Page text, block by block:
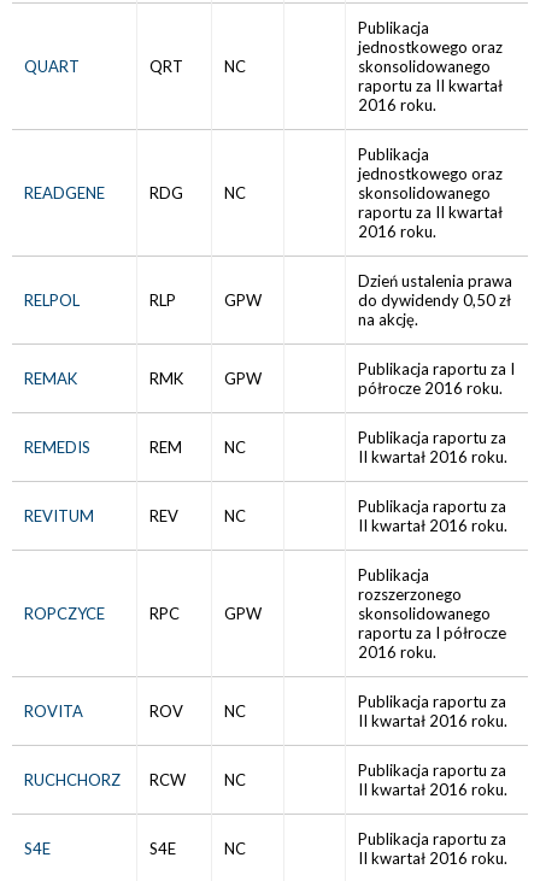
QUART QRT NC
Publikacja
jednostkowego oraz
skonsolidowanego
raportu za II kwartał
2016 roku.
READGENE RDG NC
Publikacja
jednostkowego oraz
skonsolidowanego
raportu za II kwartał
2016 roku.
RELPOL RLP GPW
Dzień ustalenia prawa
do dywidendy 0,50 zł
na akcję.
REMAK RMK GPW
Publikacja raportu za I
półrocze 2016 roku.
REMEDIS REM NC
Publikacja raportu za
II kwartał 2016 roku.
REVITUM REV NC
Publikacja raportu za
II kwartał 2016 roku.
ROPCZYCE RPC GPW
Publikacja
rozszerzonego
skonsolidowanego
raportu za I półrocze
2016 roku.
ROVITA ROV NC
Publikacja raportu za
II kwartał 2016 roku.
RUCHCHORZ RCW NC
Publikacja raportu za
II kwartał 2016 roku.
S4E S4E NC
Publikacja raportu za
II kwartał 2016 roku.